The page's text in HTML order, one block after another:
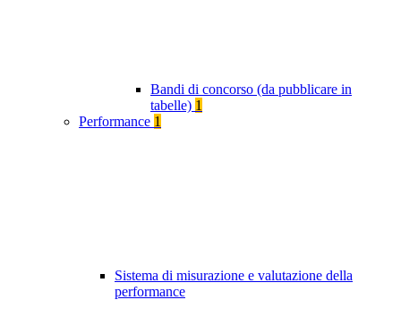
Bandi di concorso (da pubblicare in
tabelle) 1
Performance 1
Sistema di misurazione e valutazione della
performance